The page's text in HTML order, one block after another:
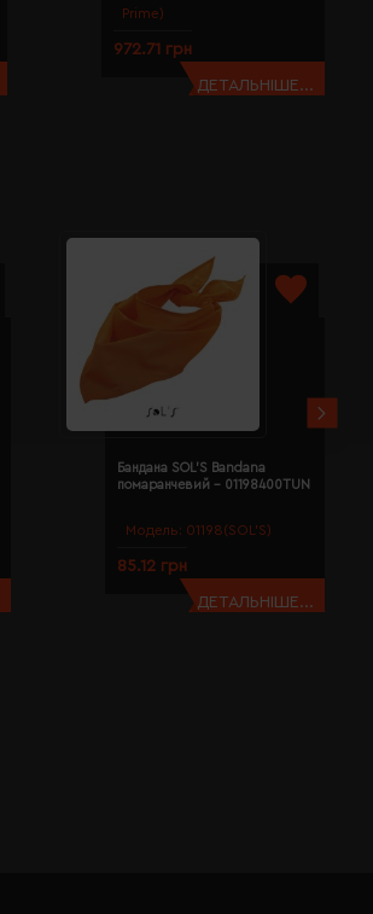
Prime)
972.71 грн
ДЕТАЛЬНІШЕ...
Модель: 01198(SOL’S)
Бандана SOL'S Bandana
помаранчевий - 01198400TUN
85.12 грн
ДЕТАЛЬНІШЕ...